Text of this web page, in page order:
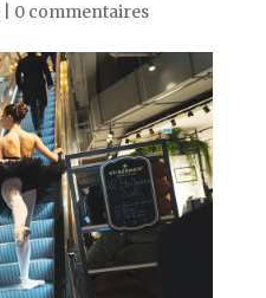
0 commentaires